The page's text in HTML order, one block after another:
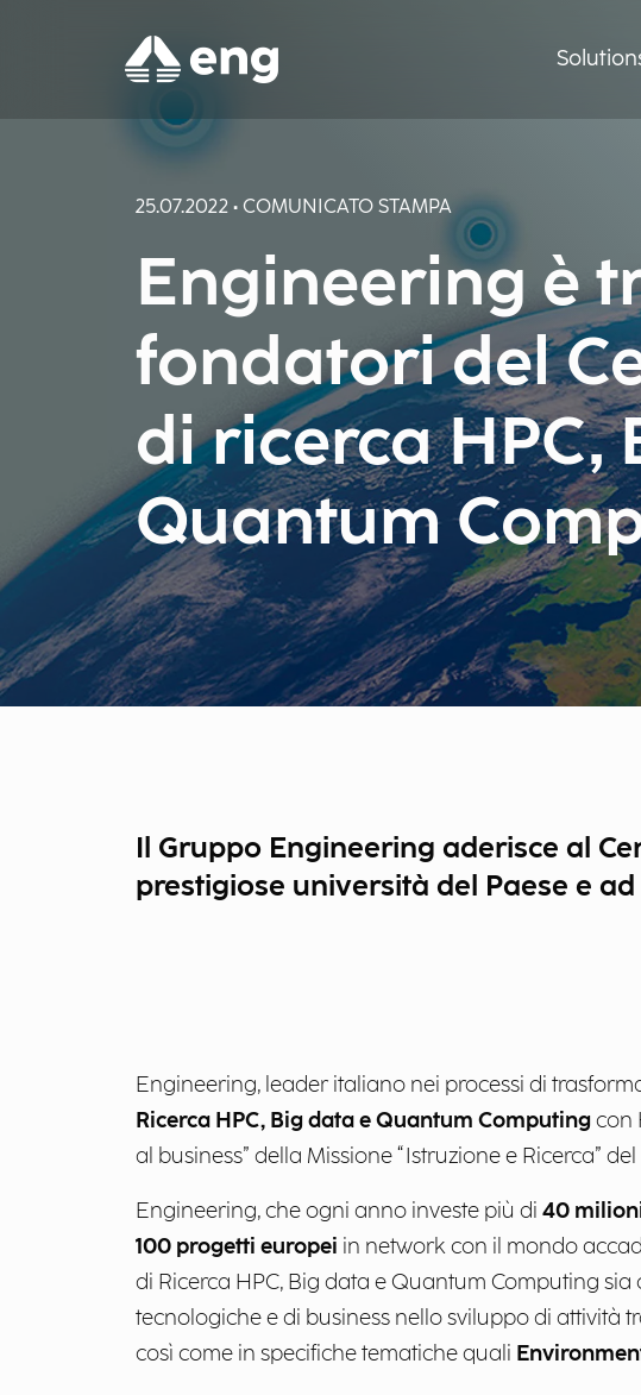
25.07.2022 • COMUNICATO STAMPA
Engineering è
fondatori del
di ricerca HPC,
Quantum
Il Gruppo Engineering aderisce al
prestigiose università del Paese e
Engineering, leader italiano nei processi di
Ricerca HPC, Big data e Quantum Computingcon
al business” della Missione “Istruzione e Ricerca”
Engineering, che ogni anno investe più di 40
100 progetti europei in network con il mondo
di Ricerca HPC, Big data e Quantum Computing
tecnologiche e di business nello sviluppo di attività
così come in specifiche tematiche quali